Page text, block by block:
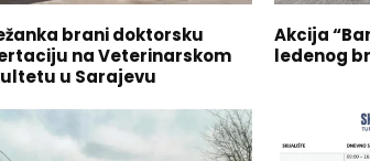
brani doktorsku
na Veterinarskom
u Sarajevu
Akcija
ledenog